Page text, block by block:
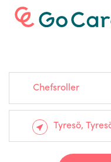
För arbetsgivare
Chefsroller